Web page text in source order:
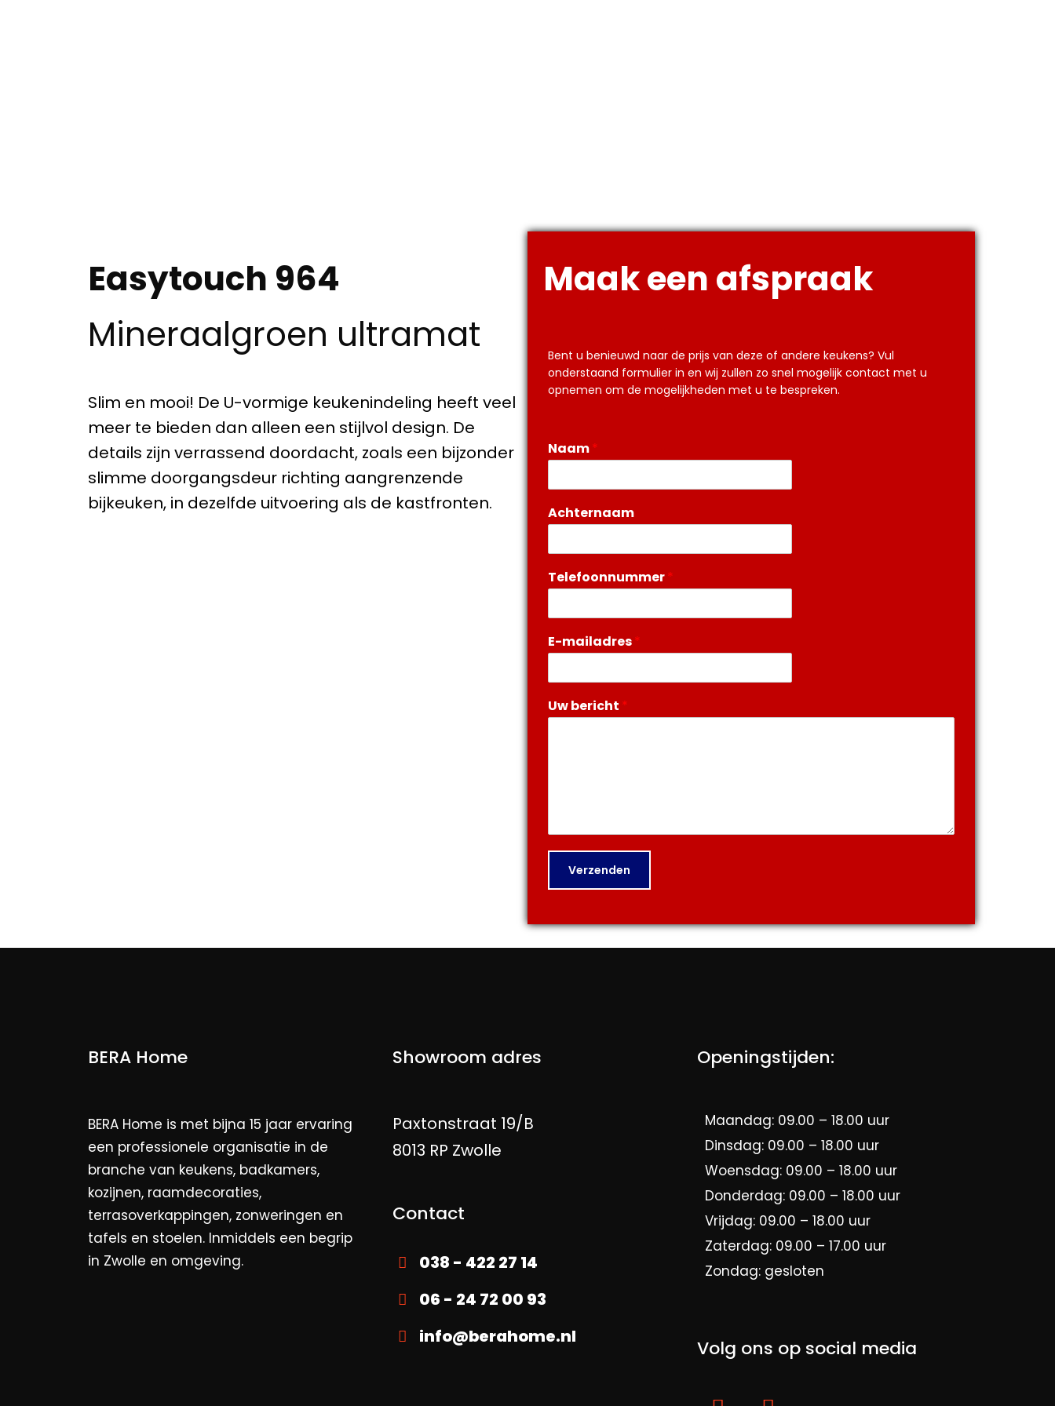
Easytouch 964
Mineraalgroen ultramat
Slim en mooi! De U-vormige keukenindeling heeft veel
meer te bieden dan alleen een stijlvol design. De
details zijn verrassend doordacht, zoals een bijzonder
slimme doorgangsdeur richting aangrenzende
bijkeuken, in dezelfde uitvoering als de kastfronten.
Maak een afspraak
Bent u benieuwd naar de prijs van deze of andere keukens? Vul
onderstaand formulier in en wij zullen zo snel mogelijk contact met u
opnemen om de mogelijkheden met u te bespreken.
Naam*
Achternaam
Telefoonnummer*
E-mailadres*
Uw bericht *
Verzenden
BERA Home
BERA Home is met bijna 15 jaar ervaring
een professionele organisatie in de
branche van keukens, badkamers,
kozijnen, raamdecoraties,
terrasoverkappingen, zonweringen en
tafels en stoelen. Inmiddels een begrip
in Zwolle en omgeving.
Showroom adres
Paxtonstraat 19/B
8013 RP Zwolle
Contact
038 - 422 27 14
06 - 24 72 00 93
info@berahome.nl
Openingstijden:
Maandag: 09.00 – 18.00 uur
Dinsdag: 09.00 – 18.00 uur
Woensdag: 09.00 – 18.00 uur
Donderdag: 09.00 – 18.00 uur
Vrijdag: 09.00 – 18.00 uur
Zaterdag: 09.00 – 17.00 uur
Zondag: gesloten
Volg ons op social media